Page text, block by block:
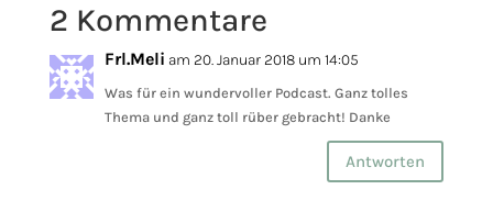
2 Kommentare
Frl.Meli am 20. Januar 2018 um 14:05
Was für ein wundervoller Podcast. Ganz tolles
Thema und ganz toll rüber gebracht! Danke
Antworten